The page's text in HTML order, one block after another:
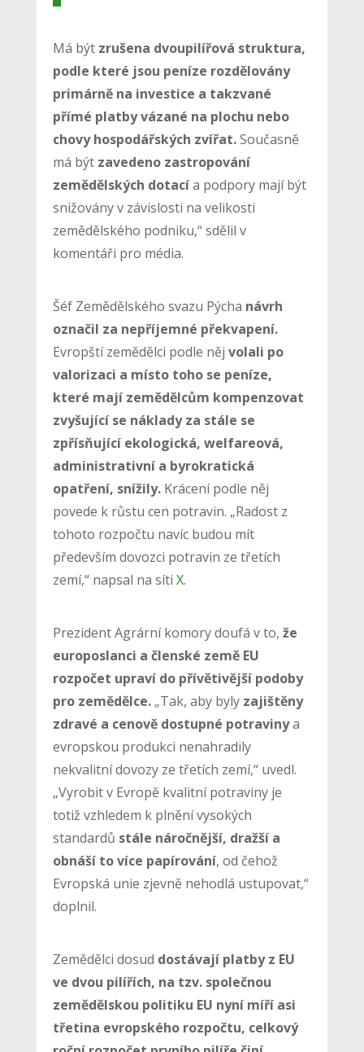
Má být zrušena dvoupilířová struktura,
podle které jsou peníze rozdělovány
primárně na investice a takzvané
přímé platby vázané na plochu nebo
chovy hospodářských zvířat.Současně
má být zavedeno zastropování
zemědělských dotacía podpory mají být
snižovány v závislosti na velikosti
zemědělského podniku,“ sdělil v
komentáři pro média.
Šéf Zemědělského svazu Pýcha návrh
označil za nepříjemné překvapení.
Evropští zemědělci podle něj volali po
valorizaci a místo toho se peníze,
které mají zemědělcům kompenzovat
zvyšující se náklady za stále se
zpřísňující ekologická, welfareová,
administrativní a byrokratická
opatření, snížily.Krácení podle něj
povede k růstu cen potravin. „Radost z
tohoto rozpočtu navíc budou mít
především dovozci potravin ze třetích
zemí,“ napsal na síti X.
Prezident Agrární komory doufá v to, že
europoslanci a členské země EU
rozpočet upraví do přívětivější podoby
pro zemědělce.„Tak, aby byly zajištěny
zdravé a cenově dostupné potravinya
evropskou produkci nenahradily
nekvalitní dovozy ze třetích zemí,“ uvedl.
„Vyrobit v Evropě kvalitní potraviny je
totiž vzhledem k plnění vysokých
standardů stále náročnější, dražší a
obnáší to více papírování, od čehož
Evropská unie zjevně nehodlá ustupovat,“
doplnil.
Zemědělci dosud dostávají platby z EU
ve dvou pilířích, na tzv. společnou
zemědělskou politiku EU nyní míří asi
třetina evropského rozpočtu, celkový